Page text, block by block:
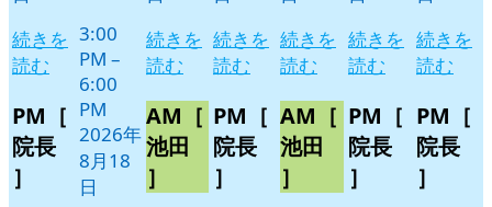
続きを
読む
PM［
院長
］
3:00
PM –
6:00
PM
2026年
8月18
日
続きを
読む
AM［
池田
］
続きを
読む
PM［
院長
］
続きを
読む
AM［
池田
］
続きを
読む
PM［
院長
］
続きを
読む
PM［
院長
］